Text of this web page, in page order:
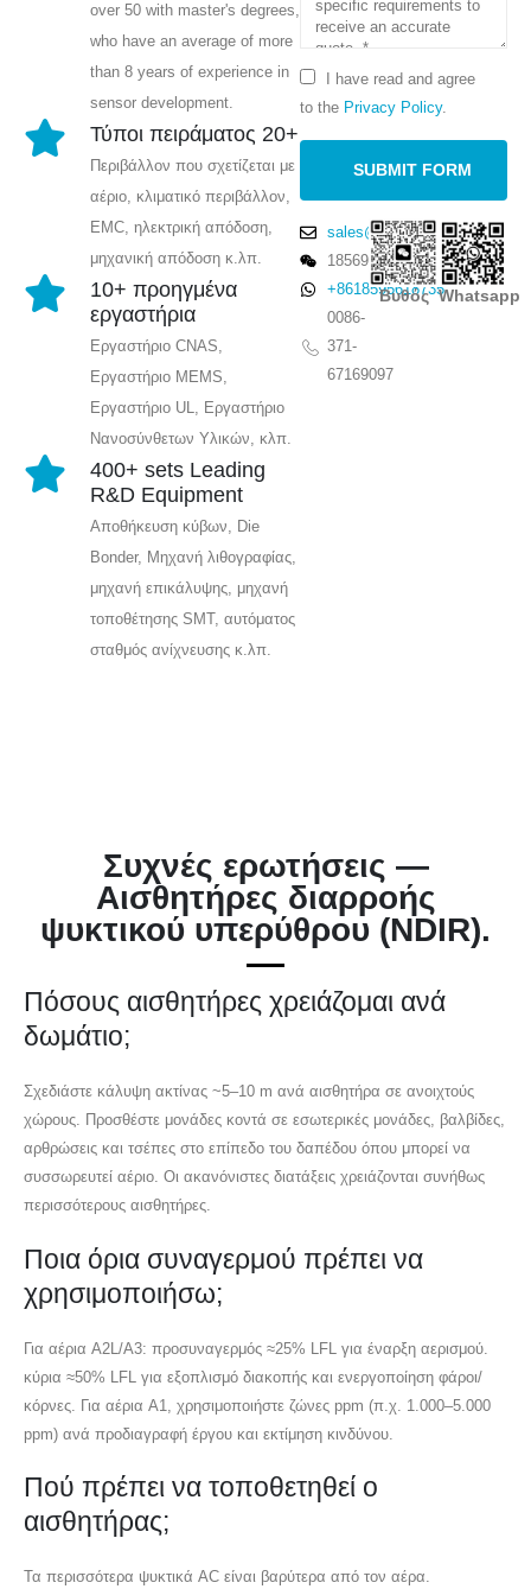
over 50 with master's degrees,
who have an average of more
than 8 years of experience in
sensor development.
Τύποι πειράματος 20+
Περιβάλλον που σχετίζεται με
αέριο, κλιματικό περιβάλλον,
EMC, ηλεκτρική απόδοση,
μηχανική απόδοση κ.λπ.
10+ προηγμένα
εργαστήρια
Εργαστήριο CNAS,
Εργαστήριο MEMS,
Εργαστήριο UL, Εργαστήριο
Νανοσύνθετων Υλικών, κλπ.
400+ sets Leading
R&D Equipment
Αποθήκευση κύβων, Die
Bonder, Μηχανή λιθογραφίας,
μηχανή επικάλυψης, μηχανή
τοποθέτησης SMT, αυτόματος
σταθμός ανίχνευσης κ.λπ.
I have read and agree
to the Privacy Policy.
sales@winsensor.com
18569903598
+8618595618735
0086-
371-
67169097
Βυθός Whatsapp
Συχνές ερωτήσεις —
Αισθητήρες διαρροής
ψυκτικού υπερύθρου (NDIR).
Πόσους αισθητήρες χρειάζομαι ανά
δωμάτιο;
Σχεδιάστε κάλυψη ακτίνας ~5–10 m ανά αισθητήρα σε ανοιχτούς
χώρους. Προσθέστε μονάδες κοντά σε εσωτερικές μονάδες, βαλβίδες,
αρθρώσεις και τσέπες στο επίπεδο του δαπέδου όπου μπορεί να
συσσωρευτεί αέριο. Οι ακανόνιστες διατάξεις χρειάζονται συνήθως
περισσότερους αισθητήρες.
Ποια όρια συναγερμού πρέπει να
χρησιμοποιήσω;
Για αέρια A2L/A3: προσυναγερμός ≈25% LFL για έναρξη αερισμού.
κύρια ≈50% LFL για εξοπλισμό διακοπής και ενεργοποίηση φάροι/
κόρνες. Για αέρια A1, χρησιμοποιήστε ζώνες ppm (π.χ. 1.000–5.000
ppm) ανά προδιαγραφή έργου και εκτίμηση κινδύνου.
Πού πρέπει να τοποθετηθεί ο
αισθητήρας;
Τα περισσότερα ψυκτικά AC είναι βαρύτερα από τον αέρα.